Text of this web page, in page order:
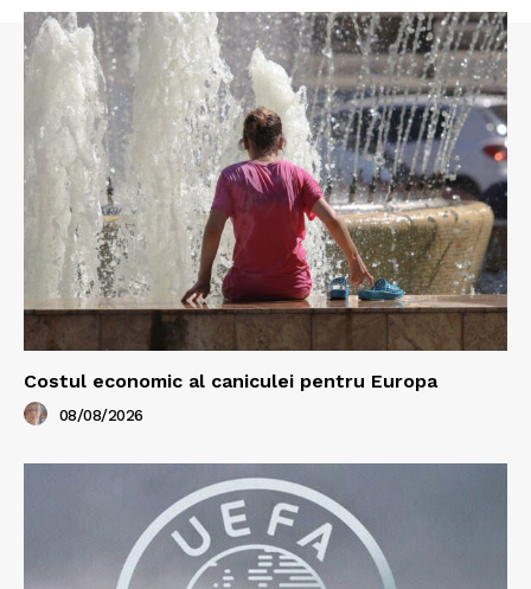
Costul economic al caniculei pentru Europa
08/08/2026